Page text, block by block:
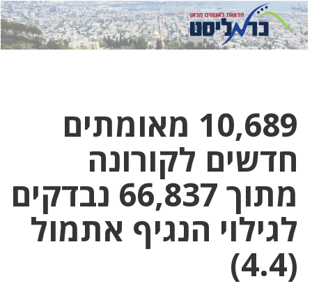
לחץ
כאן
לחץ
כדי
10,689 מאומתים
חדשים לקורונה
מתוך 66,837 נבדקים
לגילוי הנגיף אתמול
(4.4)